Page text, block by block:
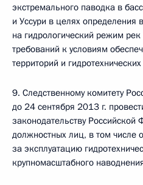
экстремального паводка в
и Уссури в целях
на гидрологический режим
требований к условиям
территорий и
9. Следственному комитету
до 24 сентября 2013 г.
законодательству Российской
должностных лиц, в том числе
за эксплуатацию
крупномасштабного